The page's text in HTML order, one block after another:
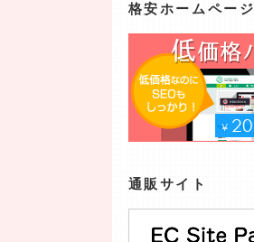
格安ホームページ
通販サイト